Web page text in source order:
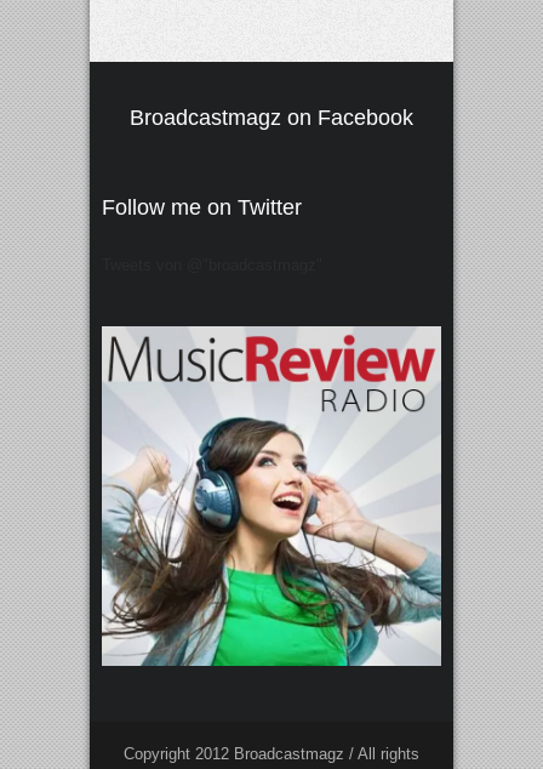
Broadcastmagz on Facebook
Follow me on Twitter
Copyright 2012 Broadcastmagz / All rights